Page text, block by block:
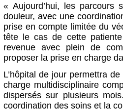
« Aujourd’hui, les parcours
douleur, avec une
prise en compte limitée du
tête le cas de cette
revenue avec plein de
proposer la prise en charge
L’hôpital de jour permettra
charge multidisciplinaire
dispersés sur plusieurs
coordination des soins et la